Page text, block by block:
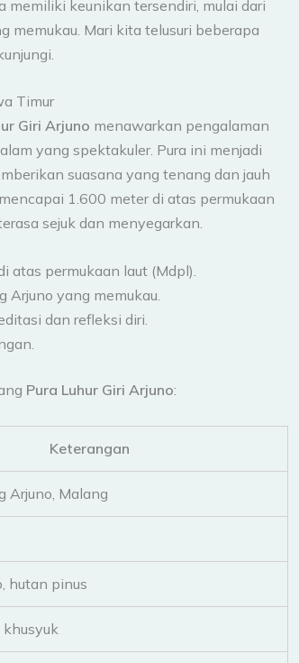
memiliki keunikan tersendiri, mulai dari
memukau. Mari kita telusuri beberapa
Timur
Giri Arjuno menawarkan pengalaman
yang spektakuler. Pura ini menjadi
suasana yang tenang dan jauh
1.600 meter di atas permukaan
sejuk dan menyegarkan.
atas permukaan laut (Mdpl).
yang memukau.
dan refleksi diri.
Pura Luhur Giri Arjuno:
Keterangan
Arjuno, Malang
hutan pinus
khusyuk